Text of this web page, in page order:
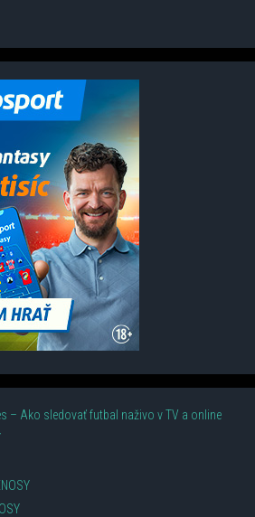
– Ako sledovať futbal naživo v TV a online